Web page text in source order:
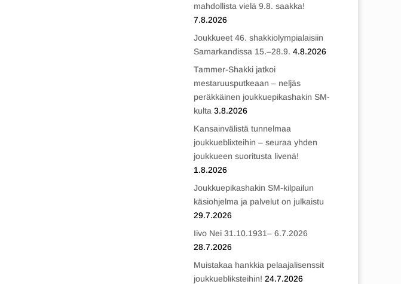
mahdollista vielä 9.8. saakka!
7.8.2026
Joukkueet 46. shakkiolympialaisiin
Samarkandissa 15.–28.9. 4.8.2026
Tammer-Shakki jatkoi
mestaruusputkeaan – neljäs
peräkkäinen joukkuepikashakin SM-
kulta 3.8.2026
Kansainvälistä tunnelmaa
joukkueblixteihin – seuraa yhden
joukkueen suoritusta livenä!
1.8.2026
Joukkuepikashakin SM-kilpailun
käsiohjelma ja palvelut on julkaistu
29.7.2026
Iivo Nei 31.10.1931– 6.7.2026
28.7.2026
Muistakaa hankkia pelaajalisenssit
joukkuebliksteihin! 24.7.2026